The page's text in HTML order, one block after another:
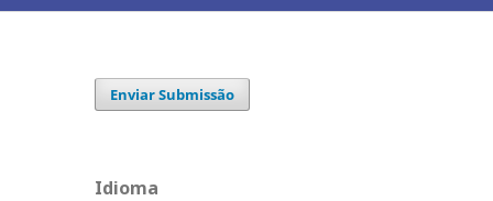
Enviar Submissão
Idioma